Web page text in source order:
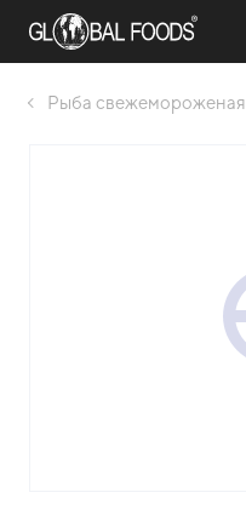
Рыба свежемороженая